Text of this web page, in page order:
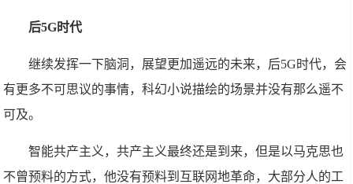
后5G时代
继续发挥一下脑洞，展望更加遥远的未来，后5G时代，会
有更多不可思议的事情，科幻小说描绘的场景并没有那么遥不
可及。
智能共产主义，共产主义最终还是到来，但是以马克思也
不曾预料的方式，他没有预料到互联网地革命，大部分人的工